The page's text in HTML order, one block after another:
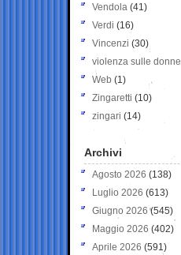
Vendola (41)
Verdi (16)
Vincenzi (30)
violenza sulle donne
Web (1)
Zingaretti (10)
zingari (14)
Archivi
Agosto 2026 (138)
Luglio 2026 (613)
Giugno 2026 (545)
Maggio 2026 (402)
Aprile 2026 (591)